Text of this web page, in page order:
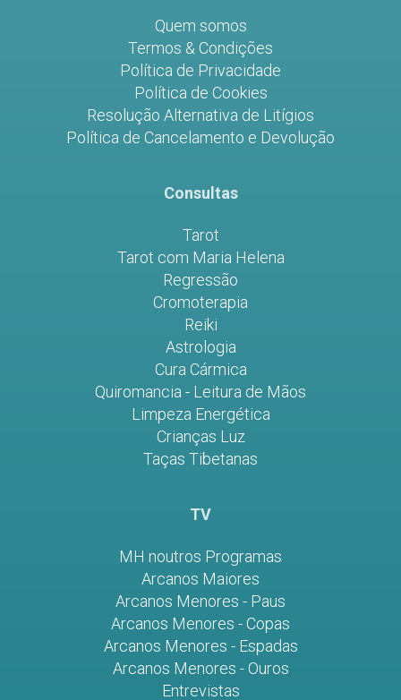
Quem somos
Termos & Condições
Política de Privacidade
Política de Cookies
Resolução Alternativa de Litígios
Política de Cancelamento e Devolução
Consultas
Tarot
Tarot com Maria Helena
Regressão
Cromoterapia
Reiki
Astrologia
Cura Cármica
Quiromancia - Leitura de Mãos
Limpeza Energética
Crianças Luz
Taças Tibetanas
TV
MH noutros Programas
Arcanos Maiores
Arcanos Menores - Paus
Arcanos Menores - Copas
Arcanos Menores - Espadas
Arcanos Menores - Ouros
Entrevistas